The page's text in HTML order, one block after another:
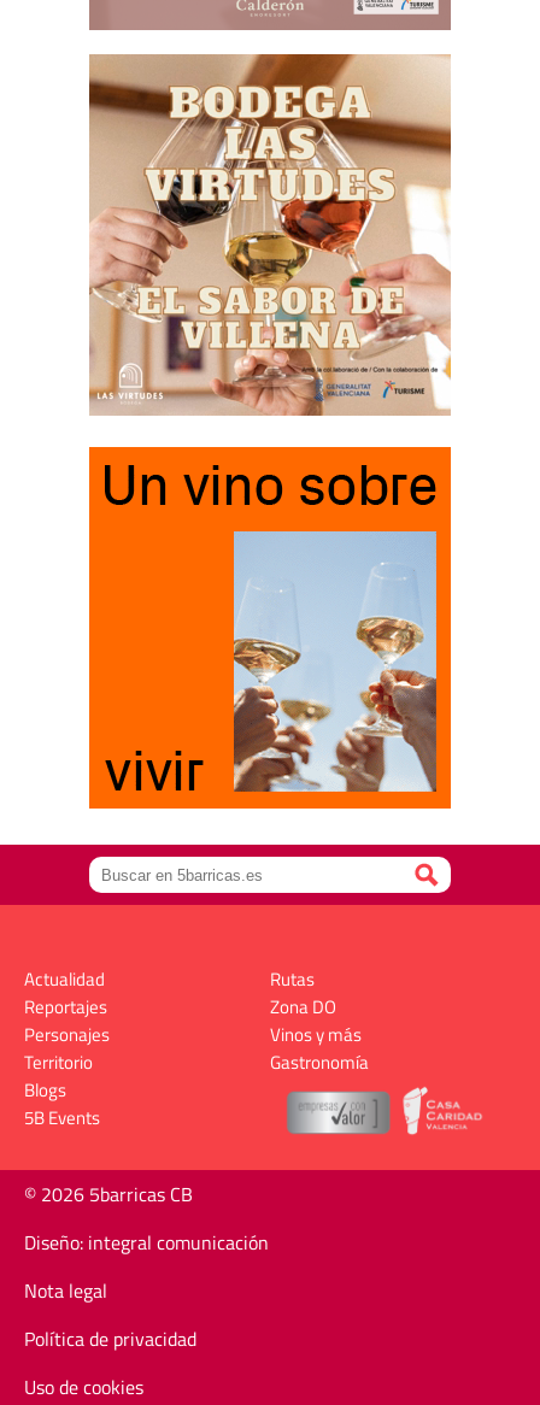
Actualidad
Reportajes
Personajes
Territorio
Rutas
Zona DO
Vinos y más
Gastronomía
Blogs
5B Events
© 2026 5barricas CB
Diseño: integral comunicación
Nota legal
Política de privacidad
Uso de cookies